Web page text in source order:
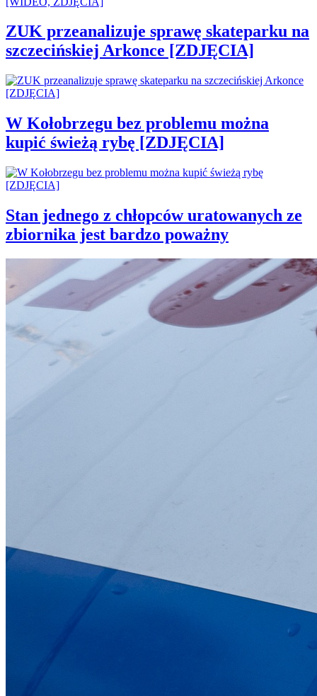
ZUK przeanalizuje sprawę skateparku na
szczecińskiej Arkonce [ZDJĘCIA]
W Kołobrzegu bez problemu można
kupić świeżą rybę [ZDJĘCIA]
Stan jednego z chłopców uratowanych ze
zbiornika jest bardzo poważny